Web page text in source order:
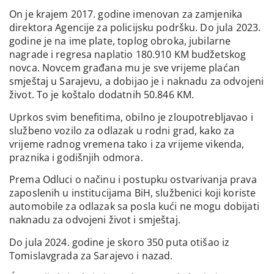
On je krajem 2017. godine imenovan za zamjenika
direktora Agencije za policijsku podršku. Do jula 2023.
godine je na ime plate, toplog obroka, jubilarne
nagrade i regresa naplatio 180.910 KM budžetskog
novca. Novcem građana mu je sve vrijeme plaćan
smještaj u Sarajevu, a dobijao je i naknadu za odvojeni
život. To je koštalo dodatnih 50.846 KM.
Uprkos svim benefitima, obilno je zloupotrebljavao i
službeno vozilo za odlazak u rodni grad, kako za
vrijeme radnog vremena tako i za vrijeme vikenda,
praznika i godišnjih odmora.
Prema Odluci o načinu i postupku ostvarivanja prava
zaposlenih u institucijama BiH, službenici koji koriste
automobile za odlazak sa posla kući ne mogu dobijati
naknadu za odvojeni život i smještaj.
Do jula 2024. godine je skoro 350 puta otišao iz
Tomislavgrada za Sarajevo i nazad.